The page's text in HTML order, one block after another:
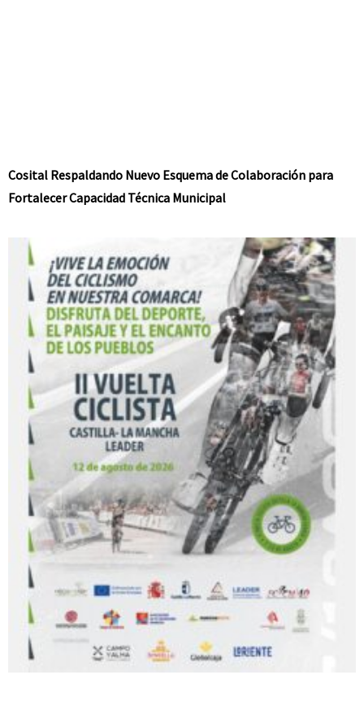
Cosital Respaldando Nuevo Esquema de Colaboración para
Fortalecer Capacidad Técnica Municipal